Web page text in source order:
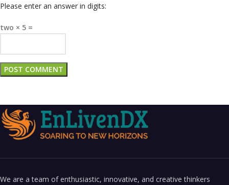
Please enter an answer in digits:
two × 5 =
We are a team of enthusiastic, innovative, and creative thinkers